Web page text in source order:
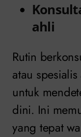
ahli
Rutin
atau
untuk
dini. Ini
yang tepat